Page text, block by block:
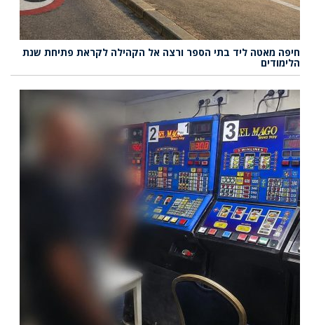
חיפה מאטה ליד בתי הספר ורצה אל הקהילה לקראת פתיחת שנת
הלימודים